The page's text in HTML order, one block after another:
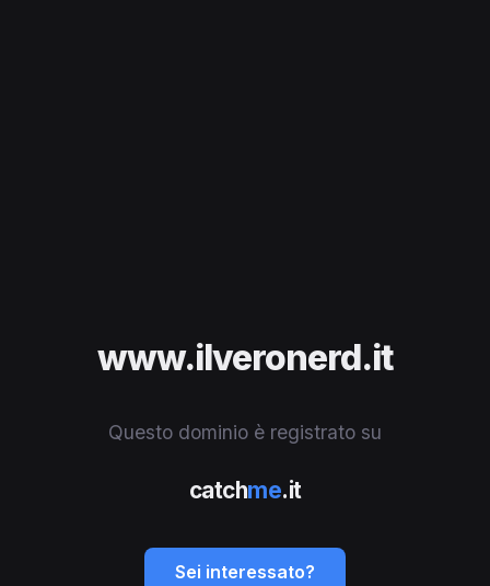
www.ilveronerd.it
Questo dominio è registrato su
catchme.it
Sei interessato?